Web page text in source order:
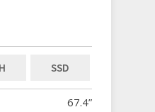
SSD
67.4”